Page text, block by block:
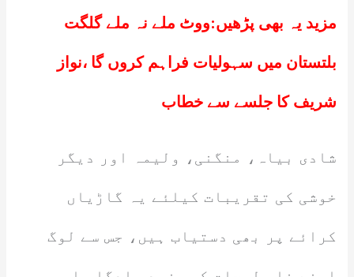
مزید یہ بھی پڑھیں:ووٹ ملے نہ ملے گلگت
بلتستان میں سہولیات فراہم کروں گا ،نواز
شریف کا جلسے سے خطاب
شادی بیاہ، منگنی، ولیمہ اور دیگر
خوشی کی تقریبات کیلئے یہ گاڑیاں
کرائے پر بھی دستیاب ہیں، جس سے لوگ